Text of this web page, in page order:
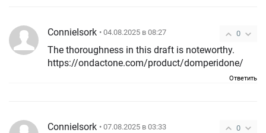
0
ConnieIsork • 04.08.2025 в 08:27
The thoroughness in this draft is noteworthy.
https://ondactone.com/product/domperidone/
Ответить
0
ConnieIsork • 07.08.2025 в 03:33